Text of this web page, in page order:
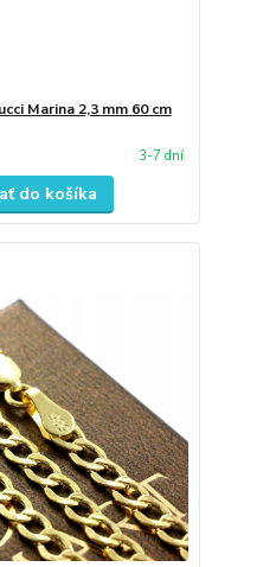
Marina 2,3 mm 60 cm
3-7 dní
do košíka